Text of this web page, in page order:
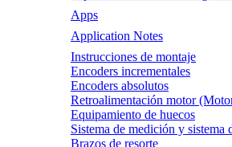
Apps
Application Notes
Instrucciones de montaje
Encoders incrementales
Encoders absolutos
Retroalimentación motor
Equipamiento de huecos
Sistema de medición y sistema
Brazos de resorte